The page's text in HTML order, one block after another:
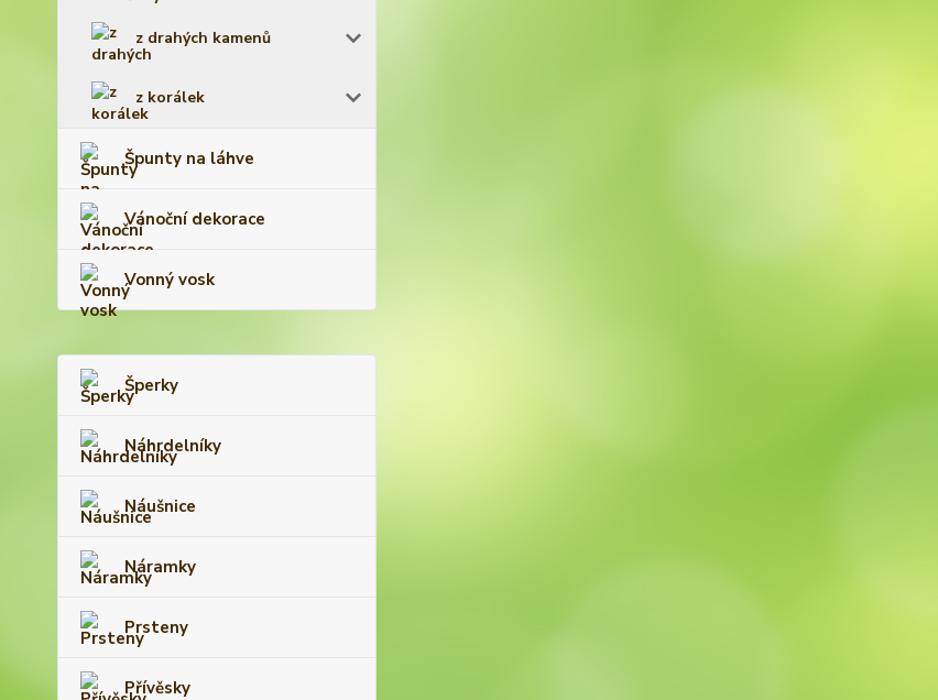
z drahých kamenů
z korálek
Špunty na láhve
Vánoční dekorace
Vonný vosk
Šperky
Náhrdelníky
Náušnice
Náramky
Prsteny
Přívěsky